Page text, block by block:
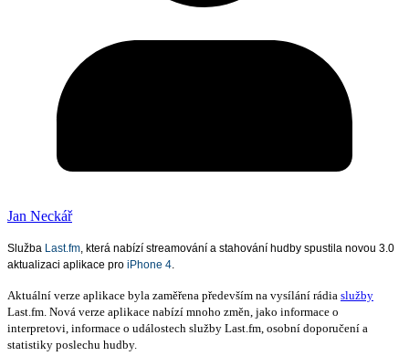
Jan Neckář
Služba Last.fm, která nabízí streamování a stahování hudby spustila novou 3.0
aktualizaci aplikace pro iPhone 4.
Aktuální verze aplikace byla zaměřena především na vysílání rádia služby
Last.fm. Nová verze aplikace nabízí mnoho změn, jako informace o
interpretovi, informace o událostech služby Last.fm, osobní doporučení a
statistiky poslechu hudby.